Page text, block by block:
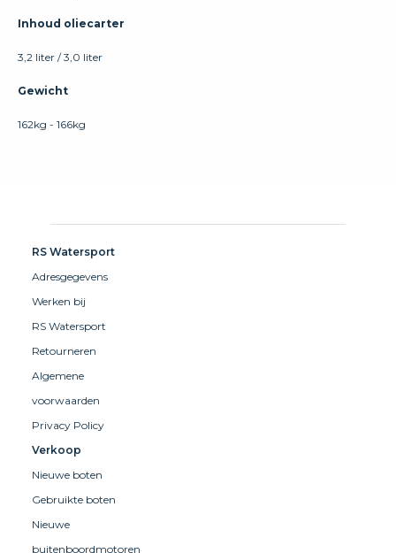
Inhoud oliecarter
3,2 liter / 3,0 liter
Gewicht
162kg - 166kg
RS Watersport
Adresgegevens
Werken bij
RS Watersport
Retourneren
Algemene
voorwaarden
Privacy Policy
Verkoop
Nieuwe boten
Gebruikte boten
Nieuwe
buitenboordmotoren